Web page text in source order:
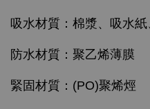
吸水材質：棉漿、吸水
防水材質：聚乙烯薄膜
緊固材質：(PO)聚烯烴